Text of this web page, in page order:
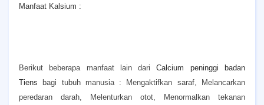
Manfaat Kalsium :
Berikut beberapa manfaat lain dariCalcium peninggi badan
Tiens
bagi tubuh manusia : Mengaktifkan saraf, Melancarkan
peredaran darah, Melenturkan otot, Menormalkan tekanan